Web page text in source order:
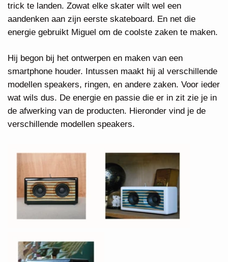
trick te landen. Zowat elke skater wilt wel een
aandenken aan zijn eerste skateboard. En net die
energie gebruikt Miguel om de coolste zaken te maken.
Hij begon bij het ontwerpen en maken van een
smartphone houder. Intussen maakt hij al verschillende
modellen speakers, ringen, en andere zaken. Voor ieder
wat wils dus. De energie en passie die er in zit zie je in
de afwerking van de producten. Hieronder vind je de
verschillende modellen speakers.